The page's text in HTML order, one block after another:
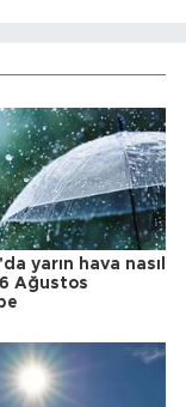
yarın hava nasıl
Ağustos